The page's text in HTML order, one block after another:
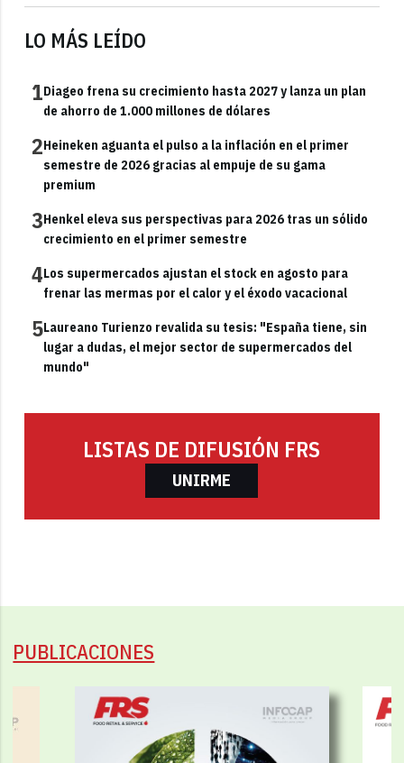
LO MÁS LEÍDO
1Diageo frena su crecimiento hasta 2027 y lanza un plan
de ahorro de 1.000 millones de dólares
2Heineken aguanta el pulso a la inflación en el primer
semestre de 2026 gracias al empuje de su gama
premium
3Henkel eleva sus perspectivas para 2026 tras un sólido
crecimiento en el primer semestre
4Los supermercados ajustan el stock en agosto para
frenar las mermas por el calor y el éxodo vacacional
5Laureano Turienzo revalida su tesis: "España tiene, sin
lugar a dudas, el mejor sector de supermercados del
mundo"
LISTAS DE DIFUSIÓN FRS
UNIRME
PUBLICACIONES